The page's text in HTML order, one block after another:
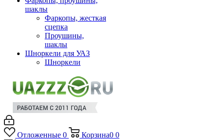
шаклы
Фаркопы, жесткая
сцепка
Проушины,
шаклы
Шноркели для УАЗ
Шноркели
Отложенные 0 Корзина0 0